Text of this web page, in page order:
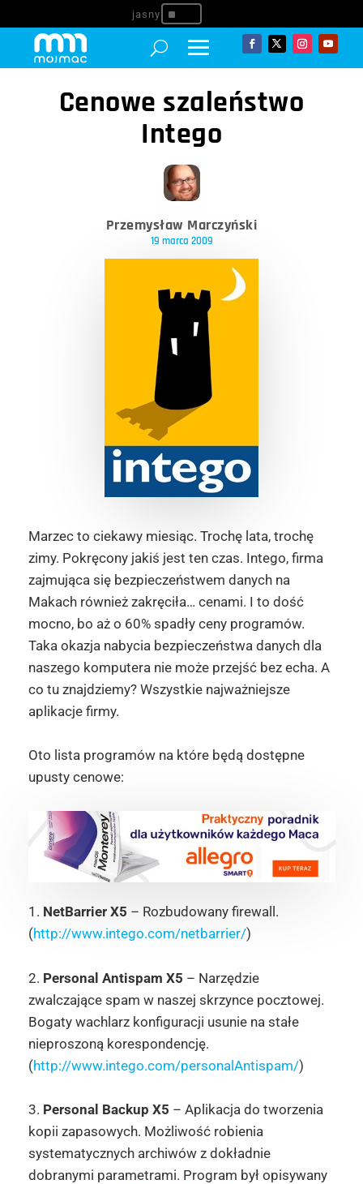
^
Cenowe szaleństwo
Intego
Przemysław Marczyński
19 marca 2009
Marzec to ciekawy miesiąc. Trochę lata, trochę
zimy. Pokręcony jakiś jest ten czas. Intego, firma
zajmująca się bezpieczeństwem danych na
Makach również zakręciła… cenami. I to dość
mocno, bo aż o 60% spadły ceny programów.
Taka okazja nabycia bezpieczeństwa danych dla
naszego komputera nie może przejść bez echa. A
co tu znajdziemy? Wszystkie najważniejsze
aplikacje firmy.
Oto lista programów na które będą dostępne
upusty cenowe:
1. NetBarrier X5 – Rozbudowany firewall.
(http://www.intego.com/netbarrier/)
2. Personal Antispam X5 – Narzędzie
zwalczające spam w naszej skrzynce pocztowej.
Bogaty wachlarz konfiguracji usunie na stałe
nieproszoną korespondencję.
(http://www.intego.com/personalAntispam/)
3. Personal Backup X5 – Aplikacja do tworzenia
kopii zapasowych. Możliwość robienia
systematycznych archiwów z dokładnie
dobranymi parametrami. Program był opisywany